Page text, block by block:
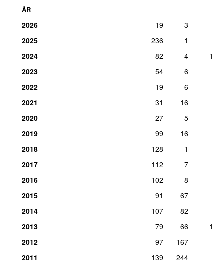
Komponist:
Komponist, producer:
Outkast
Elevators (Me and You) (Slowed +
Medvirkende (rap):
Peezy
Fashion
Week
man 11. sep 2023
Erykah Badu
Komponist:
Outkast
Morris
Brown
Komponist, producer:
ÅR
2026 19
3
2025
236
1
2024
82 4
1
2023
54
6
2022
19
6
2021
31
16
2020
27
5
2019
99
16
2018
128
1
2017
112
7
2016
102
8
2015
91
67
2014
107
82
2013
79 66
1
2012
97
167
2011
139
244